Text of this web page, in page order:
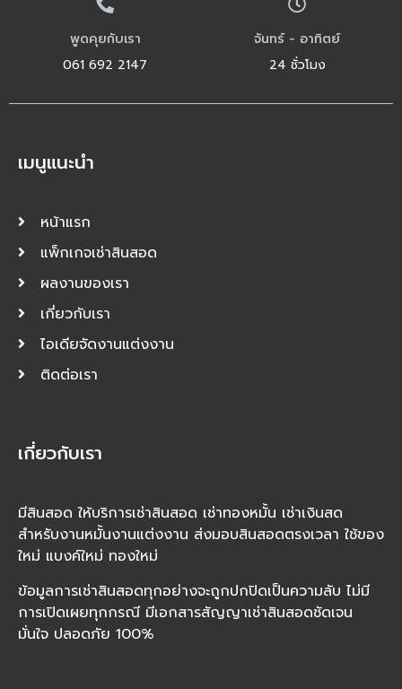
พูดคุยกับเรา
061 692 2147
จันทร์ - อาทิตย์
24 ชั่วโมง
เมนูแนะนำ
หน้าแรก
แพ็กเกจเช่าสินสอด
ผลงานของเรา
เกี่ยวกับเรา
ไอเดียจัดงานแต่งงาน
ติดต่อเรา
เกี่ยวกับเรา
มีสินสอด ให้บริการเช่าสินสอด เช่าทองหมั้น เช่าเงินสด
สำหรับงานหมั้นงานแต่งงาน ส่งมอบสินสอดตรงเวลา ใช้ของ
ใหม่ แบงค์ใหม่ ทองใหม่
ข้อมูลการเช่าสินสอดทุกอย่างจะถูกปกปิดเป็นความลับ ไม่มี
การเปิดเผยทุกกรณี มีเอกสารสัญญาเช่าสินสอดชัดเจน
มั่นใจ ปลอดภัย 100%